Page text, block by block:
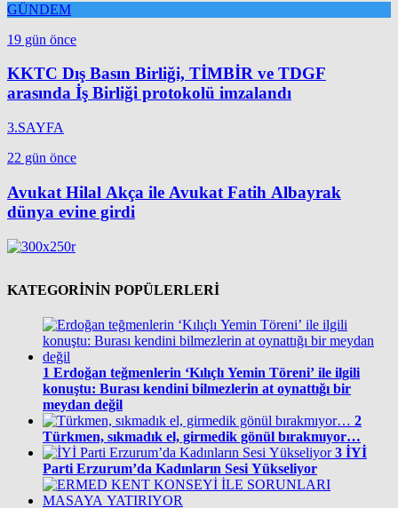
GÜNDEM
19 gün önce
KKTC Dış Basın Birliği, TİMBİR ve TDGF
arasında İş Birliği protokolü imzalandı
3.SAYFA
22 gün önce
Avukat Hilal Akça ile Avukat Fatih Albayrak
dünya evine girdi
KATEGORİNİN POPÜLERLERİ
1 Erdoğan teğmenlerin ‘Kılıçlı Yemin Töreni’ ile ilgili
konuştu: Burası kendini bilmezlerin at oynattığı bir
meydan değil
2
Türkmen, sıkmadık el, girmedik gönül bırakmıyor…
3 İYİ
Parti Erzurum’da Kadınların Sesi Yükseliyor